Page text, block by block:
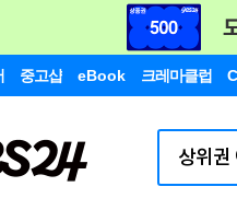
중고샵 eBook 크레마클럽